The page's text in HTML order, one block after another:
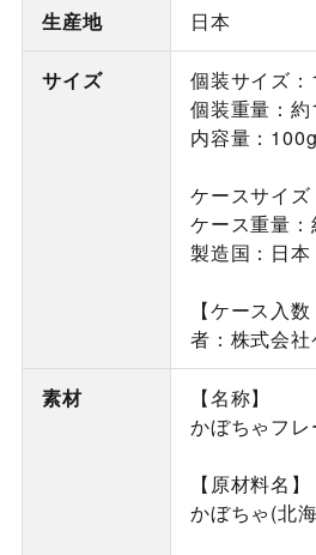
生産地 日本
サイズ
個装サイズ
個装重量：
内容量：100g
ケースサイ
ケース重量
製造国：日本
【ケース入
者：株式会社
素材
【名称】
かぼちゃフレ
【原材料名】
かぼちゃ(北